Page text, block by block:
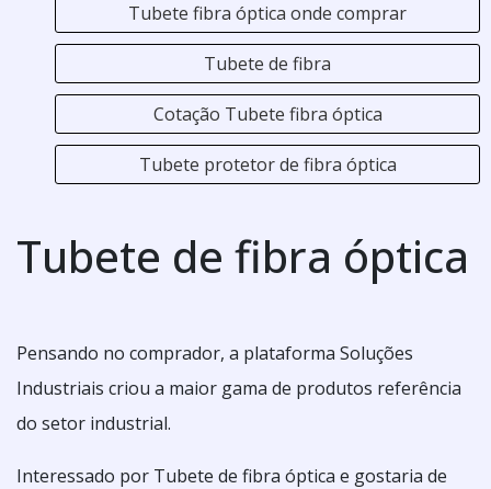
Tubete fibra óptica onde comprar
Tubete de fibra
Cotação Tubete fibra óptica
Tubete protetor de fibra óptica
Tubete de fibra óptica
Pensando no comprador, a plataforma Soluções
Industriais criou a maior gama de produtos referência
do setor industrial.
Interessado por Tubete de fibra óptica e gostaria de